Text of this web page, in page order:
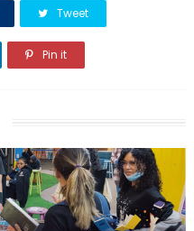
Tweet
Pin it